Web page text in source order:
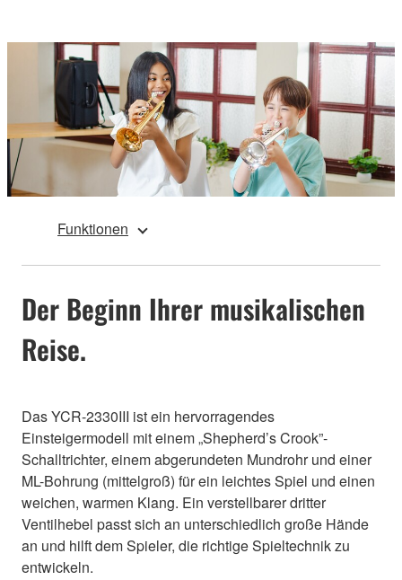
Funktionen
Der Beginn Ihrer musikalischen
Reise.
Das YCR-2330III ist ein hervorragendes
Einsteigermodell mit einem „Shepherd’s Crook”-
Schalltrichter, einem abgerundeten Mundrohr und einer
ML-Bohrung (mittelgroß) für ein leichtes Spiel und einen
weichen, warmen Klang. Ein verstellbarer dritter
Ventilhebel passt sich an unterschiedlich große Hände
an und hilft dem Spieler, die richtige Spieltechnik zu
entwickeln.